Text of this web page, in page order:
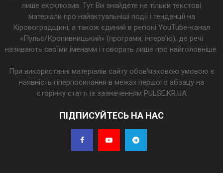
лише ексклюзив. Тут Ви знайдете не тільки текстові
матеріали про найактуальніші події і тенденції на
Кіровоградщині, а також єдиний в регіоні YouTube-канал
«Пульс/Кропивницький» (програми, інтерв’ю), де речі
називають своїми іменами і говорять лише про найголовніше.
При використанні матеріалів сайту обов'язковою умовою є
наявність гіперпосилання в межах першого абзацу на
сторінку статті із зазначенням PULSE.KR.UA
ПІДПИСУЙТЕСЬ НА НАС